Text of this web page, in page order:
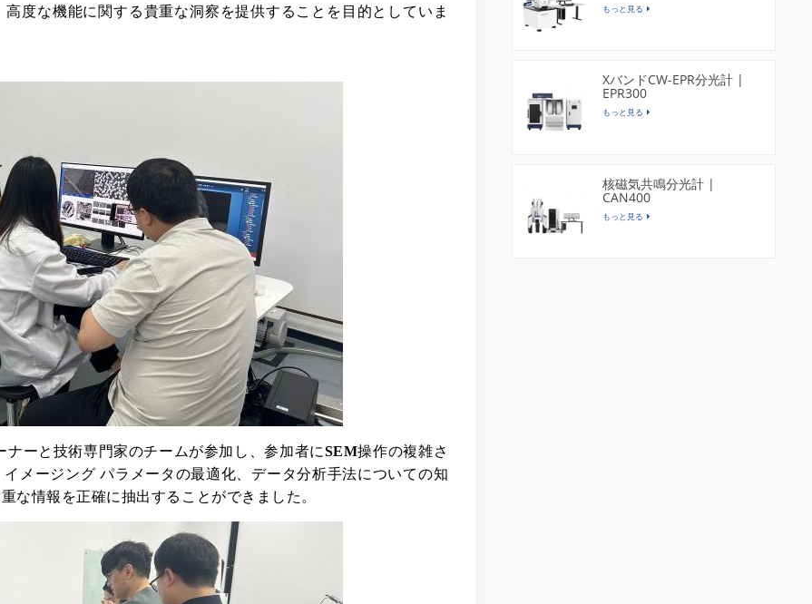
高度な機能に関する貴重な洞察を提供することを目的としていま
ナーと技術専門家のチームが参加し、参加者にSEM操作の複雑さ
メージング パラメータの最適化、データ分析手法についての知
な情報を正確に抽出することができました。
もっと見る
XバンドCW-EPR分光計 |
EPR300
もっと見る
核磁気共鳴分光計 |
CAN400
もっと見る